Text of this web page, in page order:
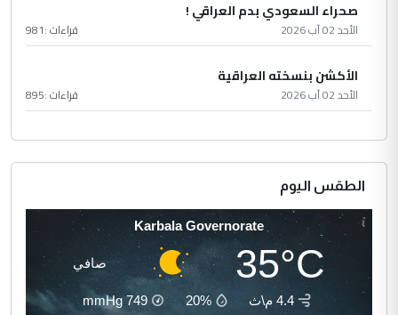
صحراء السعودي بدم العراقي !
الأحد 02 آب 2026 قراءات :981
الأكشن بنسخته العراقية
الأحد 02 آب 2026 قراءات :895
الطقس اليوم
Karbala Governorate
35°C صافي
4.4 م\ث 20%
749
mmHg